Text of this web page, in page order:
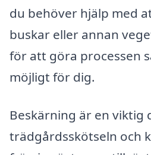
du behöver hjälp med
buskar eller annan
för att göra processen
möjligt för dig.
Beskärning är en viktig
trädgårdsskötseln och